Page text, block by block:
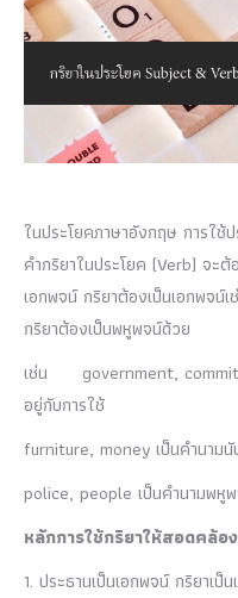
ในประโยคภาษาอังกฤษ การใช้
คำกริยาในประโยค (Verb) จะ
เอกพจน์ กริยาต้องเป็นเอกพจน์
กริยาต้องเป็นพหูพจน์ด้วย
เช่น government,
อยู่กับการใช้
furniture, money เป็นคำนาม
police, people เป็นคำนามพหู
หลักการใช้กริยาให้สอดคล้อ
1. ประธานเป็นเอกพจน์ กริยาเ